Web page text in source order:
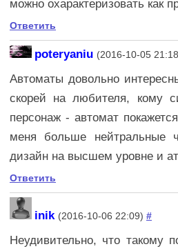
можно охарактеризовать как
Ответить
poteryaniu (2016-10-05
Автоматы довольно
скорей на любителя, кому
персонаж - автомат
меня больше нейтральные
дизайн на высшем уровне и
Ответить
inik (2016-10-06 22:09) #
Неудивительно, что такому